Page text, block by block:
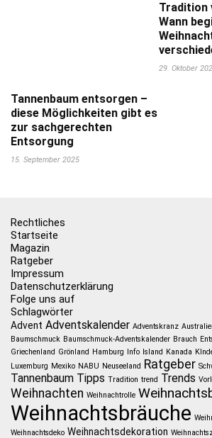
Tradition
Wann
29. Oktober
Tannenbaum entsorgen –
diese Möglichkeiten gibt es
zur sachgerechten
Entsorgung
15. September 2025
Rechtliches
Startseite
Magazin
Ratgeber
Impressum
Datenschutzerklärung
Folge uns auf
Schlagwörter
Advent Adventskalender Adventskranz
Baumschmuck Baumschmuck-Adventskalender Brauch
Griechenland Grönland Hamburg Info Island Kanada
Luxemburg Mexiko NABU Neuseeland Ratgeber
Tannenbaum Tipps Tradition trend Trends
Weihnachten Weihnachtrolle
Weihnachtsbräuche
Weihnachtsdeko Weihnachtsdekoration